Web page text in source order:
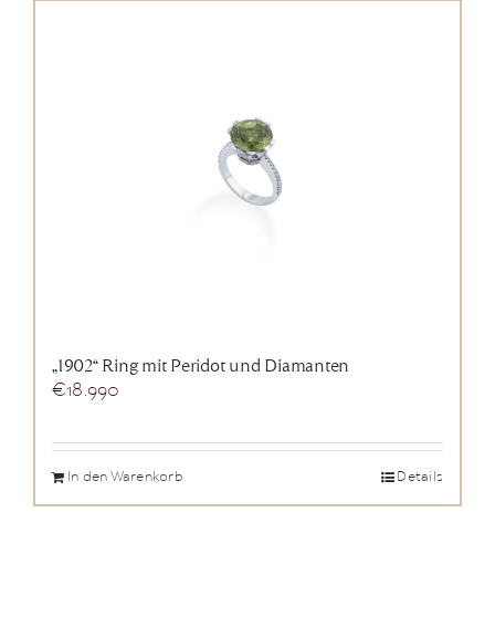
„1902“ Ring mit Peridot und Diamanten
€18.990
In den Warenkorb Details